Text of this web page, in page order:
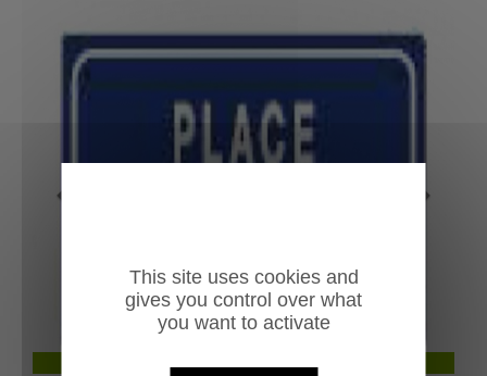
Plaque de rue Gamme standard
This site uses cookies and
gives you control over what
you want to activate